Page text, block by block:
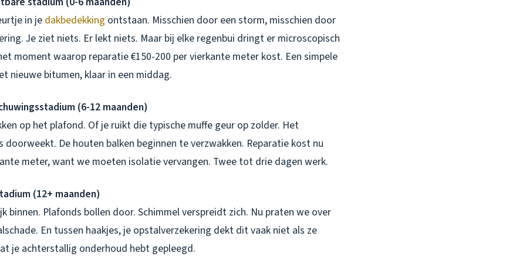
in je dakbedekking ontstaan. Misschien door een storm, misschien door
Je ziet niets. Er lekt niets. Maar bij elke regenbui dringt er microscopisch
moment waarop reparatie €150-200 per vierkante meter kost. Een simpele
nieuwe bitumen, klaar in een middag.
(6-12 maanden)
op het plafond. Of je ruikt die typische muffe geur op zolder. Het
De houten balken beginnen te verzwakken. Reparatie kost nu
meter, want we moeten isolatie vervangen. Twee tot drie dagen werk.
(12+ maanden)
binnen. Plafonds bollen door. Schimmel verspreidt zich. Nu praten we over
En tussen haakjes, je opstalverzekering dekt dit vaak niet als ze
je achterstallig onderhoud hebt gepleegd.